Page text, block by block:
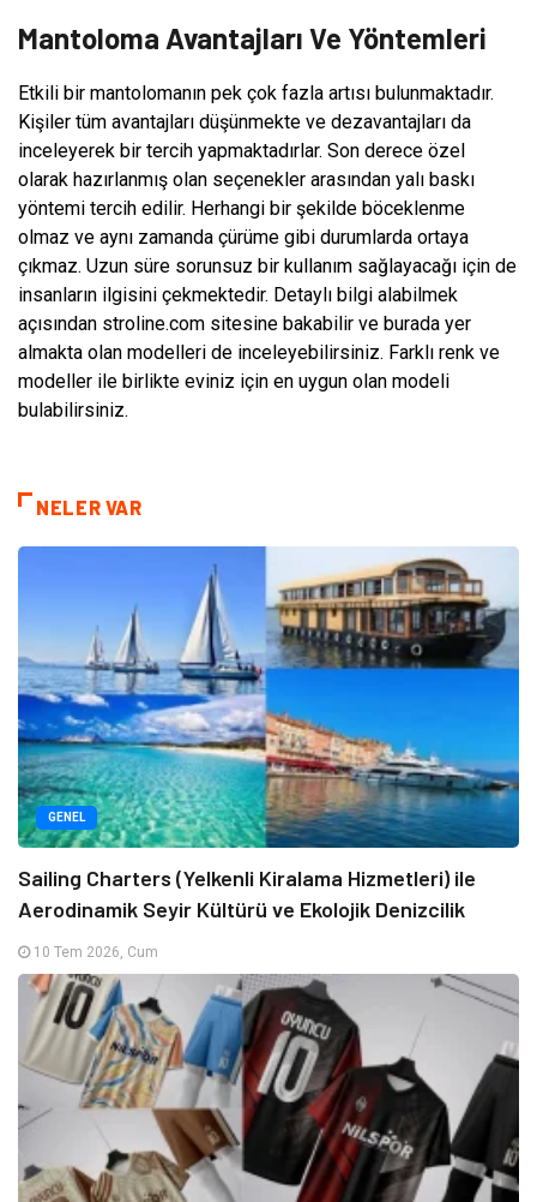
Mantoloma Avantajları Ve Yöntemleri
Etkili bir mantolomanın pek çok fazla artısı bulunmaktadır.
Kişiler tüm avantajları düşünmekte ve dezavantajları da
inceleyerek bir tercih yapmaktadırlar. Son derece özel
olarak hazırlanmış olan seçenekler arasından yalı baskı
yöntemi tercih edilir. Herhangi bir şekilde böceklenme
olmaz ve aynı zamanda çürüme gibi durumlarda ortaya
çıkmaz. Uzun süre sorunsuz bir kullanım sağlayacağı için de
insanların ilgisini çekmektedir. Detaylı bilgi alabilmek
açısından stroline.com sitesine bakabilir ve burada yer
almakta olan modelleri de inceleyebilirsiniz. Farklı renk ve
modeller ile birlikte eviniz için en uygun olan modeli
bulabilirsiniz.
NELER VAR
GENEL
Sailing Charters (Yelkenli Kiralama Hizmetleri) ile
Aerodinamik Seyir Kültürü ve Ekolojik Denizcilik
10 Tem 2026, Cum